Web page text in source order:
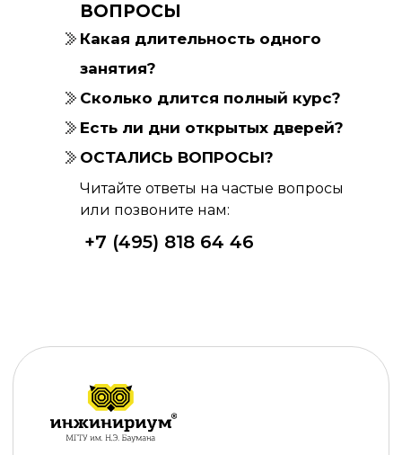
ВОПРОСЫ
Какая длительность одного
занятия?
Сколько длится полный курс?
Есть ли дни открытых дверей?
ОСТАЛИСЬ ВОПРОСЫ?
Читайте ответы на частые вопросы
или позвоните нам:
+7 (495) 818 64 46